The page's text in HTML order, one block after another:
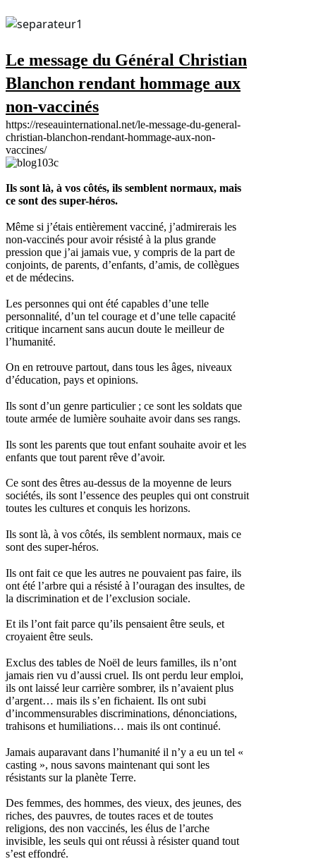
Le message du Général Christian
Blanchon rendant hommage aux
non-vaccinés
https://reseauinternational.net/le-message-du-general-
christian-blanchon-rendant-hommage-aux-non-
vaccines/
Ils sont là, à vos côtés, ils semblent normaux, mais
ce sont des super-héros.
Même si j’étais entièrement vacciné, j’admirerais les
non-vaccinés pour avoir résisté à la plus grande
pression que j’ai jamais vue, y compris de la part de
conjoints, de parents, d’enfants, d’amis, de collègues
et de médecins.
Les personnes qui ont été capables d’une telle
personnalité, d’un tel courage et d’une telle capacité
critique incarnent sans aucun doute le meilleur de
l’humanité.
On en retrouve partout, dans tous les âges, niveaux
d’éducation, pays et opinions.
Ils sont d’un genre particulier ; ce sont les soldats que
toute armée de lumière souhaite avoir dans ses rangs.
Ils sont les parents que tout enfant souhaite avoir et les
enfants que tout parent rêve d’avoir.
Ce sont des êtres au-dessus de la moyenne de leurs
sociétés, ils sont l’essence des peuples qui ont construit
toutes les cultures et conquis les horizons.
Ils sont là, à vos côtés, ils semblent normaux, mais ce
sont des super-héros.
Ils ont fait ce que les autres ne pouvaient pas faire, ils
ont été l’arbre qui a résisté à l’ouragan des insultes, de
la discrimination et de l’exclusion sociale.
Et ils l’ont fait parce qu’ils pensaient être seuls, et
croyaient être seuls.
Exclus des tables de Noël de leurs familles, ils n’ont
jamais rien vu d’aussi cruel. Ils ont perdu leur emploi,
ils ont laissé leur carrière sombrer, ils n’avaient plus
d’argent… mais ils s’en fichaient. Ils ont subi
d’incommensurables discriminations, dénonciations,
trahisons et humiliations… mais ils ont continué.
Jamais auparavant dans l’humanité il n’y a eu un tel «
casting », nous savons maintenant qui sont les
résistants sur la planète Terre.
Des femmes, des hommes, des vieux, des jeunes, des
riches, des pauvres, de toutes races et de toutes
religions, des non vaccinés, les élus de l’arche
invisible, les seuls qui ont réussi à résister quand tout
s’est effondré.